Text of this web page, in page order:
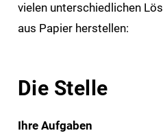
vielen unterschiedlichen
aus Papier herstellen:
Die Stelle
Ihre Aufgaben